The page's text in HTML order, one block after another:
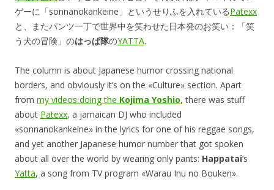
ゲーに「sonnanokankeine」というせりふを入れているPatexx
と、またパンツ一丁で世界中を笑わせた日本発のお笑い：「笑
う犬の冒険」のはっぱ隊のYATTA.
The column is about Japanese humor crossing national
borders, and obviously it’s on the «Culture» section. Apart
from my videos doing the Kojima Yoshio, there was stuff
about Patexx, a jamaican DJ who included
«sonnanokankeine» in the lyrics for one of his reggae songs,
and yet another Japanese humor number that got spoken
about all over the world by wearing only pants: Happatai‘s
Yatta, a song from TV program «Warau Inu no Bouken».